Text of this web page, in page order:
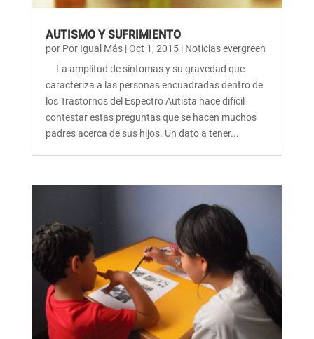
AUTISMO Y SUFRIMIENTO
por Por Igual Más|Oct 1, 2015| Noticias evergreen
La amplitud de síntomas y su gravedad que
caracteriza a las personas encuadradas dentro de
los Trastornos del Espectro Autista hace difícil
contestar estas preguntas que se hacen muchos
padres acerca de sus hijos. Un dato a tener...